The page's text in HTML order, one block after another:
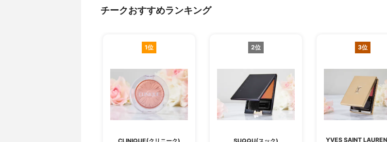
チークおすすめランキング
1位 2位 3位
YVES SAINT